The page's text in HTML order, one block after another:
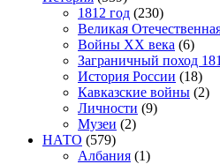
1812 год (230)
Великая
Войны XX века (6)
Заграничный поход
История России (18)
Кавказские войны (2)
Личности (9)
Музеи (2)
НАТО (579)
Албания (1)